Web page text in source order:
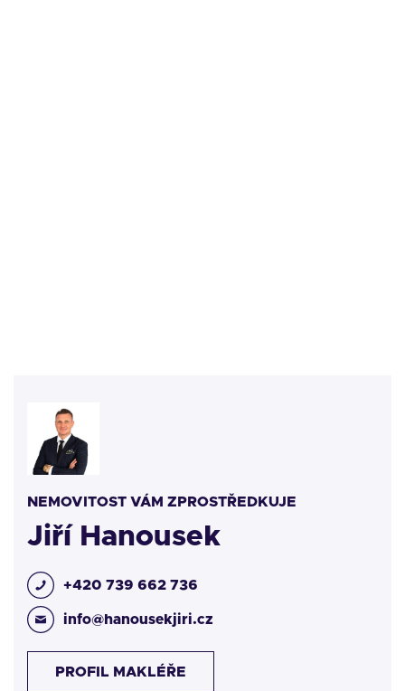
NEMOVITOST VÁM ZPROSTŘEDKUJE
Jiří Hanousek
+420 739 662 736
info@hanousekjiri.cz
PROFIL MAKLÉŘE